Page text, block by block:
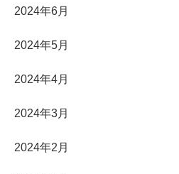
2024年6月
2024年5月
2024年4月
2024年3月
2024年2月